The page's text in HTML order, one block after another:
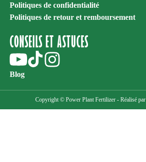
Politiques de confidentialité
Politiques de retour et remboursement
CONSEILS ET ASTUCES
Blog
Copyright © Power Plant Fertilizer - Réalisé par